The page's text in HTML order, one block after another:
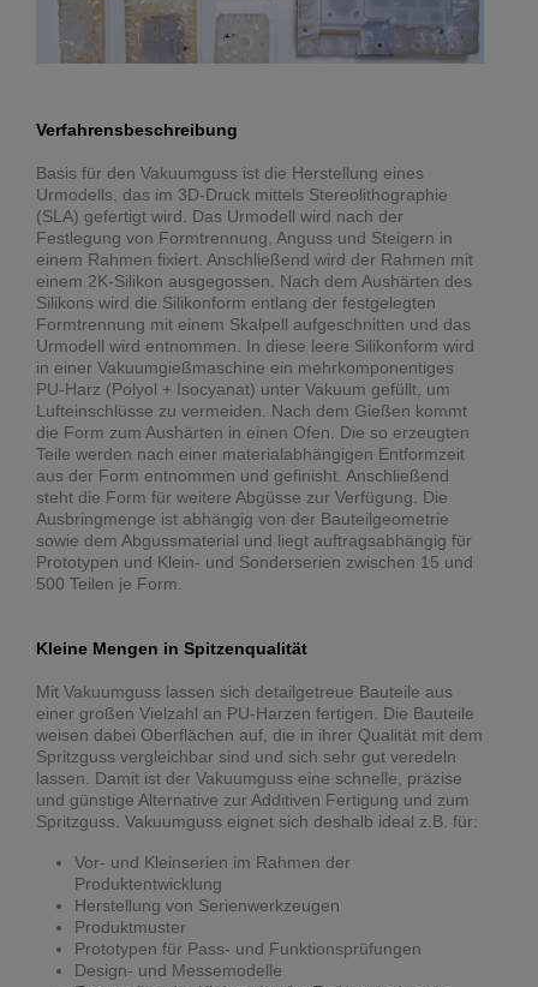
Verfahrensbeschreibung
Basis für den Vakuumguss ist die Herstellung eines
Urmodells, das im 3D-Druck mittels Stereolithographie
(SLA) gefertigt wird. Das Urmodell wird nach der
Festlegung von Formtrennung, Anguss und Steigern in
einem Rahmen fixiert. Anschließend wird der Rahmen mit
einem 2K-Silikon ausgegossen. Nach dem Aushärten des
Silikons wird die Silikonform entlang der festgelegten
Formtrennung mit einem Skalpell aufgeschnitten und das
Urmodell wird entnommen. In diese leere Silikonform wird
in einer Vakuumgießmaschine ein mehrkomponentiges
PU-Harz (Polyol + Isocyanat) unter Vakuum gefüllt, um
Lufteinschlüsse zu vermeiden. Nach dem Gießen kommt
die Form zum Aushärten in einen Ofen. Die so erzeugten
Teile werden nach einer materialabhängigen Entformzeit
aus der Form entnommen und gefinisht. Anschließend
steht die Form für weitere Abgüsse zur Verfügung. Die
Ausbringmenge ist abhängig von der Bauteilgeometrie
sowie dem Abgussmaterial und liegt auftragsabhängig für
Prototypen und Klein- und Sonderserien zwischen 15 und
500 Teilen je Form.
Kleine Mengen in Spitzenqualität
Mit Vakuumguss lassen sich detailgetreue Bauteile aus
einer großen Vielzahl an PU-Harzen fertigen. Die Bauteile
weisen dabei Oberflächen auf, die in ihrer Qualität mit dem
Spritzguss vergleichbar sind und sich sehr gut veredeln
lassen. Damit ist der Vakuumguss eine schnelle, präzise
und günstige Alternative zur Additiven Fertigung und zum
Spritzguss. Vakuumguss eignet sich deshalb ideal z.B. für:
Vor- und Kleinserien im Rahmen der
Produktentwicklung
Herstellung von Serienwerkzeugen
Produktmuster
Prototypen für Pass- und Funktionsprüfungen
Design- und Messemodelle